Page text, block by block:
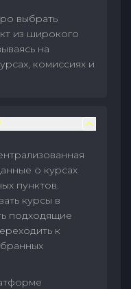
выбрать
из широкого
на
комиссиях и
о курсах
пунктов.
курсы в
подходящие
к